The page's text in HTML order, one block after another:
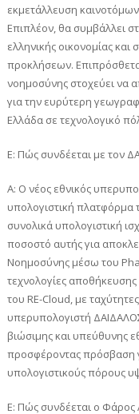
εκμετάλλευση
Επιπλέον, θα συμβάλλει
ελληνικής οικονομίας
προκλήσεων.
νοημοσύνης στοχεύει να
για την ευρύτερη
Ελλάδα σε τεχνολογικό
Ε: Πώς συνδέεται με τον
Α: Ο νέος εθνικός
υπολογιστική
συνολικά υπολογιστική
ποσοστό αυτής για
Νοημοσύνης μέσω του
τεχνολογίες
του RE-Cloud, με
υπερυπολογιστή
βιώσιμης και υπεύθυνης
προσφέροντας πρόσβαση
υπολογιστικούς πόρους
Ε: Πώς συνδέεται ο Φάρος